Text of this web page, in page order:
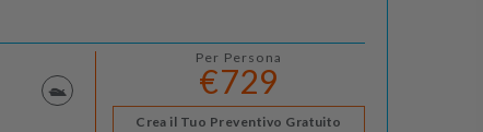
Per Persona
€729
Crea il Tuo Preventivo Gratuito